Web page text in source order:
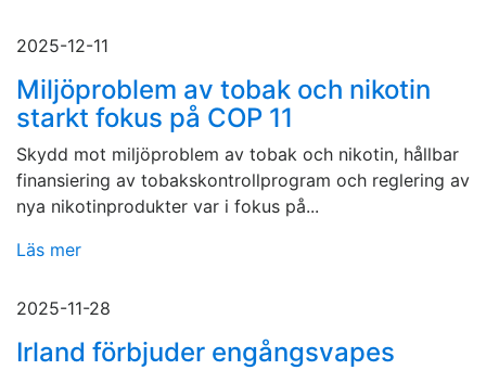
2025-12-11
Miljöproblem av tobak och nikotin
starkt fokus på COP 11
Skydd mot miljöproblem av tobak och nikotin, hållbar
finansiering av tobakskontrollprogram och reglering av
nya nikotinprodukter var i fokus på...
Läs mer
2025-11-28
Irland förbjuder engångsvapes